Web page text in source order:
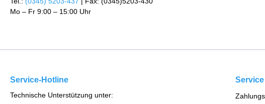
Mo – Fr 9:00 – 15:00 Uhr
Service-Hotline
Technische Unterstützung unter:
Service